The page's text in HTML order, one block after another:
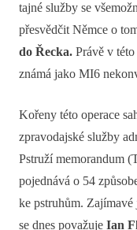
tajné služby se
přesvědčit Němce o
do Řecka. Právě v
známá jako MI6
Kořeny této operace
zpravodajské služby
Pstruží memorandum
pojednává o 54
ke pstruhům. Zajímavé
se dnes považuje Ian